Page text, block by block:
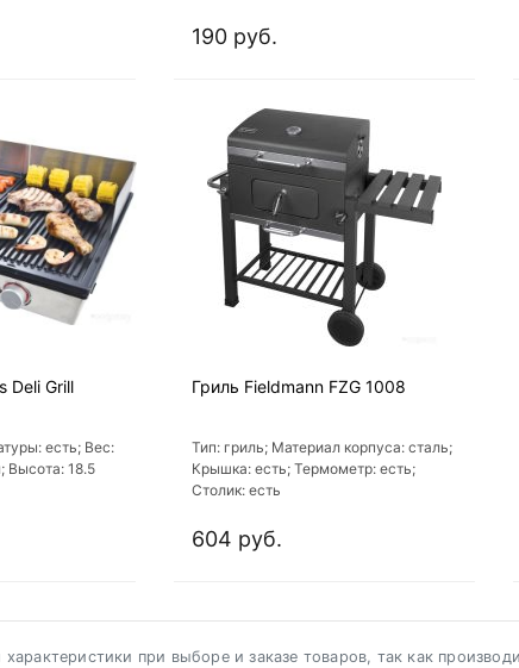
190 руб.
Deli Grill
есть; Вес:
Высота: 18.5
Гриль Fieldmann FZG 1008
Тип: гриль; Материал корпуса: сталь;
Крышка: есть; Термометр: есть;
Столик: есть
604 руб.
при выборе и заказе товаров, так как